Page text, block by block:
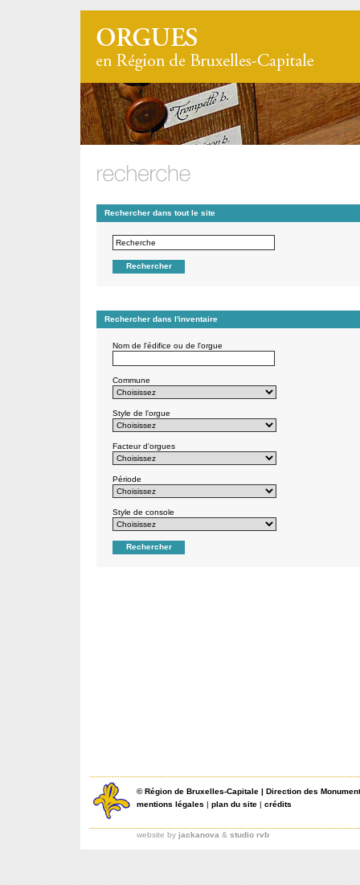
Rechercher dans tout le site
Rechercher dans l'inventaire
Nom de l'édifice ou de l'orgue
Commune
Style de l'orgue
Facteur d'orgues
Période
Style de console
©Région de Bruxelles-Capitale | Direction des
mentions légales | plan du site | crédits
website by jackanova & studio rvb